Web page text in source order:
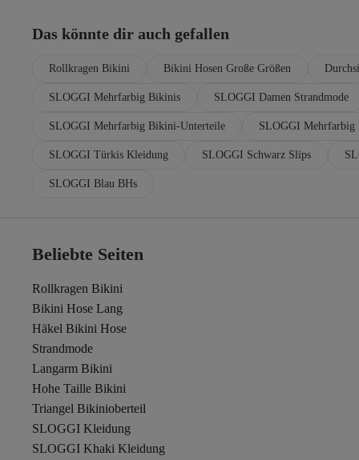
Das könnte dir auch gefallen
Rollkragen Bikini Bikini Hosen Große Größen
SLOGGI Mehrfarbig Bikinis SLOGGI Damen Strandmode
SLOGGI Mehrfarbig Bikini-Unterteile SLOGGI Mehrfarbig
SLOGGI Türkis Kleidung SLOGGI Schwarz Slips
SLOGGI Blau BHs
Beliebte Seiten
Rollkragen Bikini
Bikini Hose Lang
Häkel Bikini Hose
Strandmode
Langarm Bikini
Hohe Taille Bikini
Triangel Bikinioberteil
SLOGGI Kleidung
SLOGGI Khaki Kleidung